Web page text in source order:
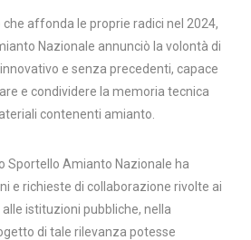
affonda le proprie radici nel 2024,
Nazionale annunciò la volontà di
e senza precedenti, capace
e condividere la memoria tecnica
contenenti amianto.
Sportello Amianto Nazionale ha
e richieste di collaborazione rivolte ai
istituzioni pubbliche, nella
di tale rilevanza potesse